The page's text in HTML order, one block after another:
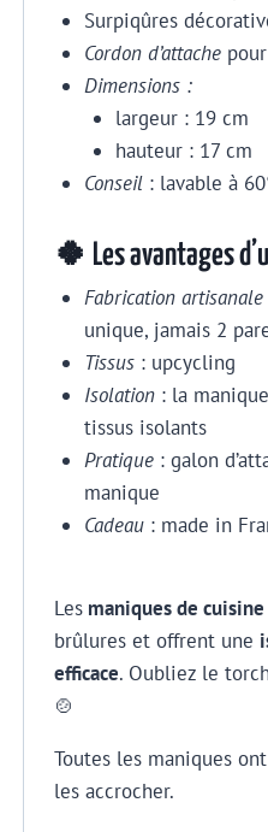
Surpiqûres
Cordon d’attache
Dimensions :
largeur : 19 cm
hauteur : 17 cm
Conseil : lavable à
🍀 Les avantages
Fabrication artisanale
unique, jamais 2
Tissus : upcycling
Isolation : la
tissus isolants
Pratique : galon
manique
Cadeau : made in
Lesmaniques de cuisine
brûlures et offrent une
efficace. Oubliez le
🍲
Toutes les maniques
les accrocher.